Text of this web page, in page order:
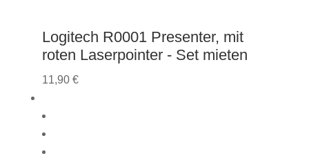
Logitech R0001 Presenter, mit
roten Laserpointer - Set mieten
11,90 €